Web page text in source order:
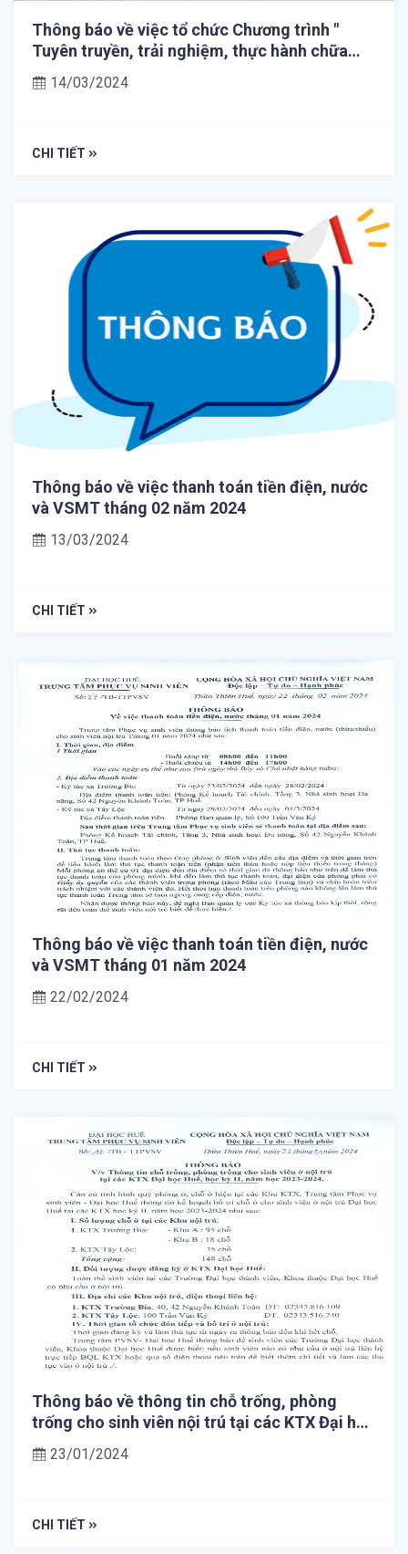
Thông báo về việc tổ chức Chương trình "
Tuyên truyền, trải nghiệm, thực hành chữa
cháy và cứu nạn,cứu hộ" tại các Ký túc xá sinh
viên Đại học Huế.
14/03/2024
CHI TIẾT
Thông báo về việc thanh toán tiền điện, nước
và VSMT tháng 02 năm 2024
13/03/2024
CHI TIẾT
Thông báo về việc thanh toán tiền điện, nước
và VSMT tháng 01 năm 2024
22/02/2024
CHI TIẾT
Thông báo về thông tin chỗ trống, phòng
trống cho sinh viên nội trú tại các KTX Đại học
Huế học kỳ II, năm học 2023-2024
23/01/2024
CHI TIẾT